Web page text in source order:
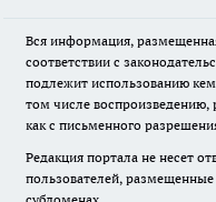
Вся информация,
соответствии с
подлежит использованию
том числе воспроизведению,
как с письменного
Редакция портала не несет
пользователей, размещенные